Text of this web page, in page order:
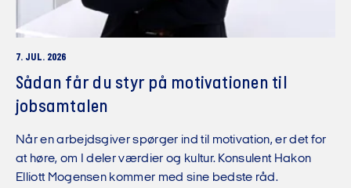
7. JUL. 2026
Sådan får du styr på motivationen til
jobsamtalen
Når en arbejdsgiver spørger ind til motivation, er det for
at høre, om I deler værdier og kultur. Konsulent Hakon
Elliott Mogensen kommer med sine bedste råd.